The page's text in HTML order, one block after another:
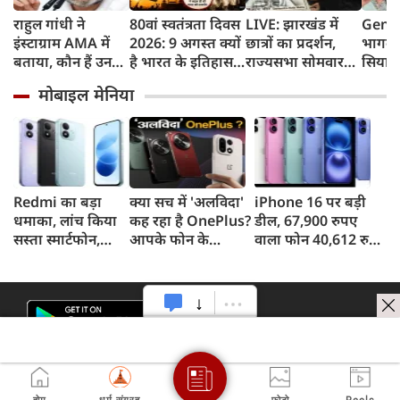
राहुल गांधी ने
इंस्टाग्राम AMA में
बताया, कौन हैं उनका
80वां स्वतंत्रता दिवस
2026: 9 अगस्त क्यों
है भारत के इतिहास
जानिए भारत छोड़ो
आंदोलन की कहानी
LIVE: झारखंड में
छात्रों का प्रदर्शन,
राज्यसभा सोमवार
Gen
छात्रों
जरूरत
मोबाइल मेनिया
Redmi का बड़ा
धमाका, लांच किया
सस्ता स्मार्टफोन,
क्या सच में 'अलविदा'
कह रहा है OnePlus?
आपके फोन के
iPhone 16 पर बड़ी
डील, 67,900 रुपए
वाला फोन 40,612 रुपए